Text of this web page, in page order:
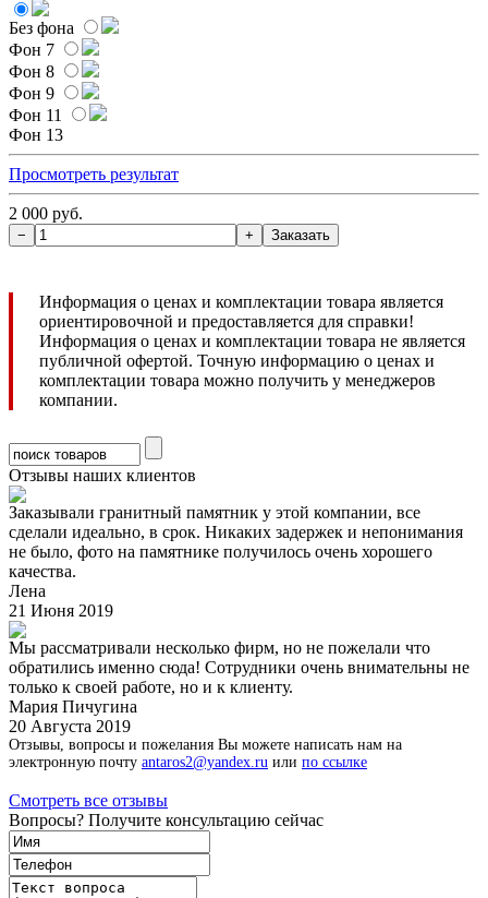
Без фона
Фон 7
Фон 8
Фон 9
Фон 11
Фон 13
Просмотреть результат
2 000 руб.
Информация о ценах и комплектации товара является
ориентировочной и предоставляется для справки!
Информация о ценах и комплектации товара не является
публичной офертой. Точную информацию о ценах и
комплектации товара можно получить у менеджеров
компании.
Отзывы наших клиентов
Заказывали гранитный памятник у этой компании, все
сделали идеально, в срок. Никаких задержек и непонимания
не было, фото на памятнике получилось очень хорошего
качества.
Лена
21 Июня 2019
Мы рассматривали несколько фирм, но не пожелали что
обратились именно сюда! Сотрудники очень внимательны не
только к своей работе, но и к клиенту.
Мария Пичугина
20 Августа 2019
Отзывы, вопросы и пожелания Вы можете написать нам на
электронную почту antaros2@yandex.ru или по ссылке
Смотреть все отзывы
Вопросы? Получите консультацию сейчас